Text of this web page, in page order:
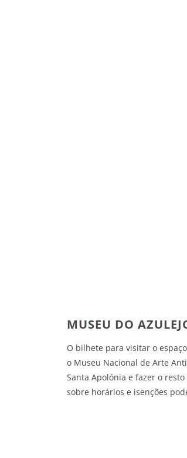
MUSEU DO
O bilhete para visitar o
o Museu Nacional de Arte
Santa Apolónia e fazer o
sobre horários e isenções